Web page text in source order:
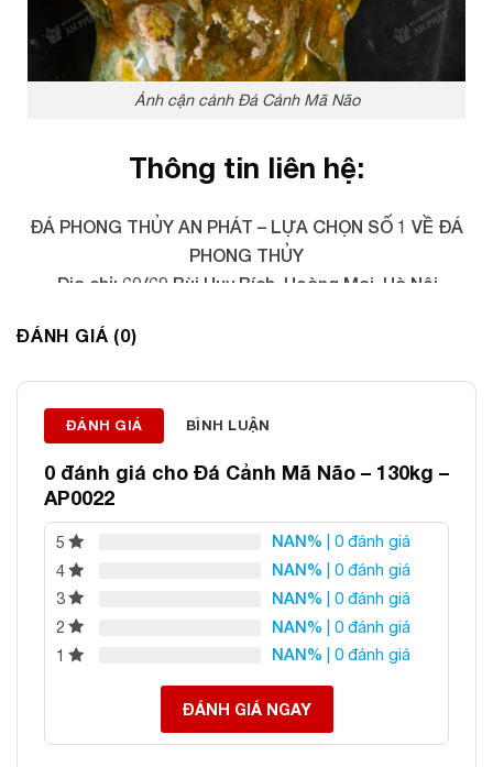
Ảnh cận cảnh Đá Cảnh Mã Não
Thông tin liên hệ:
ĐÁ PHONG THỦY AN PHÁT – LỰA CHỌN SỐ 1 VỀ ĐÁ
PHONG THỦY
Địa chỉ: 60/69 Bùi Huy Bích, Hoàng Mai, Hà Nội
Email:
ĐÁNH GIÁ (0)
ĐÁNH GIÁ BÌNH LUẬN
0 đánh giá cho Đá Cảnh Mã Não – 130kg –
AP0022
5 NAN% | 0 đánh giá
4
NAN% | 0 đánh giá
3
NAN% | 0 đánh giá
2
NAN% | 0 đánh giá
1
NAN% | 0 đánh giá
ĐÁNH GIÁ NGAY